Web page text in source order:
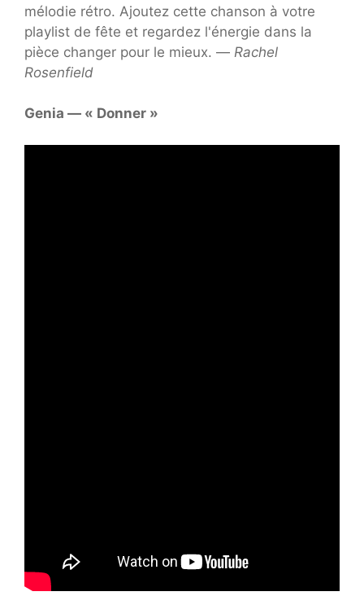
mélodie rétro. Ajoutez cette chanson à votre
playlist de fête et regardez l'énergie dans la
pièce changer pour le mieux. — Rachel
Rosenfield
Genia — « Donner »